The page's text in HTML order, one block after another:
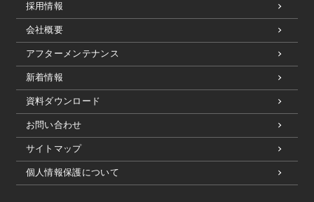
採用情報
会社概要
アフターメンテナンス
新着情報
資料ダウンロード
お問い合わせ
サイトマップ
個人情報保護について